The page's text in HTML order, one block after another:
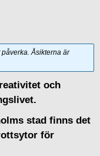
Åsikterna är
och
stad finns det
för